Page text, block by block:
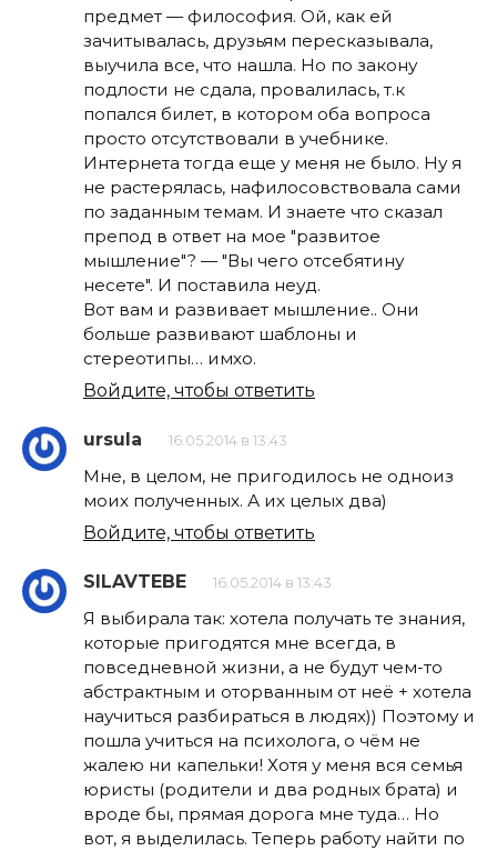
предмет — философия. Ой, как ей
зачитывалась, друзьям пересказывала,
выучила все, что нашла. Но по закону
подлости не сдала, провалилась, т.к
попался билет, в котором оба вопроса
просто отсутствовали в учебнике.
Интернета тогда еще у меня не было. Ну я
не растерялась, нафилосовствовала сами
по заданным темам. И знаете что сказал
препод в ответ на мое "развитое
мышление"? — "Вы чего отсебятину
несете". И поставила неуд.
Вот вам и развивает мышление.. Они
больше развивают шаблоны и
стереотипы… имхо.
Войдите, чтобы ответить
ursula 16.05.2014 в 13:43
Мне, в целом, не пригодилось не одноиз
моих полученных. А их целых два)
Войдите, чтобы ответить
SILAVTEBE 16.05.2014 в 13:43
Я выбирала так: хотела получать те знания,
которые пригодятся мне всегда, в
повседневной жизни, а не будут чем-то
абстрактным и оторванным от неё + хотела
научиться разбираться в людях)) Поэтому и
пошла учиться на психолога, о чём не
жалею ни капельки! Хотя у меня вся семья
юристы (родители и два родных брата) и
вроде бы, прямая дорога мне туда… Но
вот, я выделилась. Теперь работу найти по